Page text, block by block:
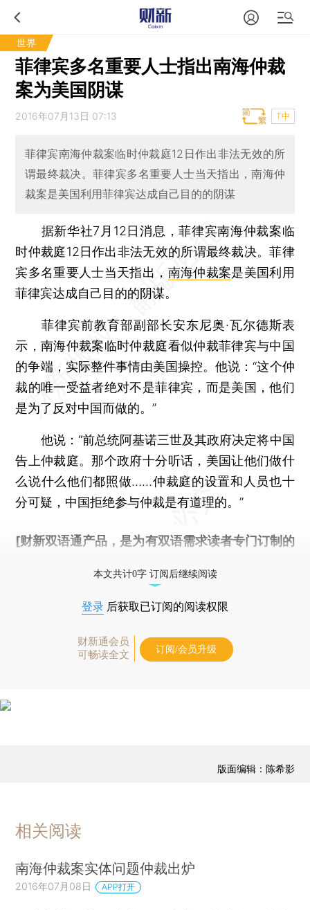
世界
菲律宾多名重要人士指出南海仲裁
案为美国阴谋
2016年07月13日 07:13 T中
菲律宾南海仲裁案临时仲裁庭12日作出非法无效的所
谓最终裁决。菲律宾多名重要人士当天指出，南海仲
裁案是美国利用菲律宾达成自己目的的阴谋
据新华社7月12日消息，菲律宾南海仲裁案临
时仲裁庭12日作出非法无效的所谓最终裁决。菲律
宾多名重要人士当天指出， 南海仲裁案是美国利用
菲律宾达成自己目的的阴谋。
菲律宾前教育部副部长安东尼奥·瓦尔德斯表
示，南海仲裁案临时仲裁庭看似仲裁菲律宾与中国
的争端，实际整件事情由美国操控。他说：“这个仲
裁的唯一受益者绝对不是菲律宾，而是美国，他们
是为了反对中国而做的。”
他说：“前总统阿基诺三世及其政府决定将中国
告上仲裁庭。那个政府十分听话，美国让他们做什
么说什么他们都照做……仲裁庭的设置和人员也十
分可疑，中国拒绝参与仲裁是有道理的。”
[财新双语通产品，是为有双语需求读者专门订制的
本文共计0字 订阅后继续阅读
登录 后获取已订阅的阅读权限
财新通会员
可畅读全文
订阅/会员升级
版面编辑：陈希影
相关阅读
南海仲裁案实体问题仲裁出炉
2016年07月08日 APP打开